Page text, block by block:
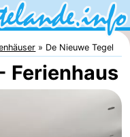
De Nieuwe Tegel
Ferienhaus